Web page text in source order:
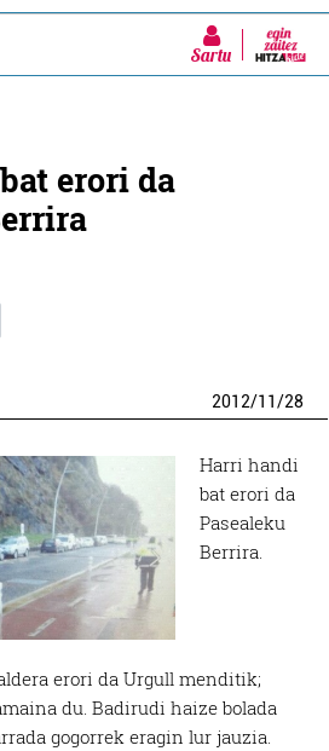
Sartu
erori da
2012/11/28
Harri handi
bat erori da
Pasealeku
Berrira.
erori da Urgull menditik;
du. Badirudi haize bolada
gogorrek eragin lur jauzia.